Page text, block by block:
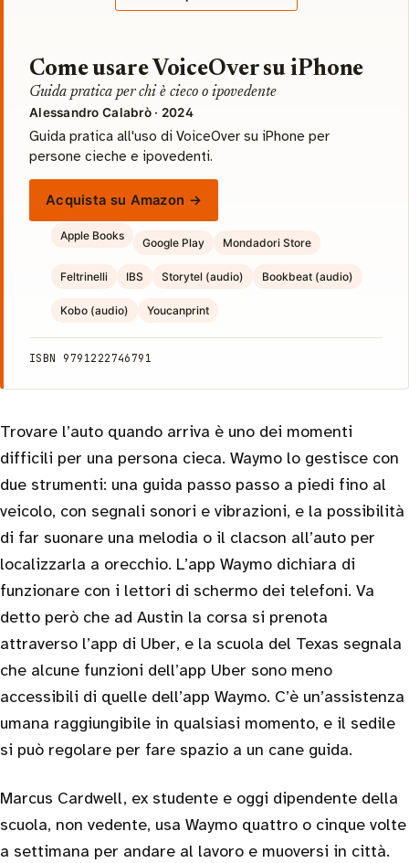
Come usare VoiceOver su iPhone
Guida pratica per chi è cieco o ipovedente
Alessandro Calabrò · 2024
Guida pratica all'uso di VoiceOver su iPhone per
persone cieche e ipovedenti.
Acquista su Amazon →
Apple Books
Google Play Mondadori Store
Feltrinelli IBS Storytel (audio) Bookbeat (audio)
Kobo (audio) Youcanprint
ISBN 9791222746791
Trovare l’auto quando arriva è uno dei momenti
difficili per una persona cieca. Waymo lo gestisce con
due strumenti: una guida passo passo a piedi fino al
veicolo, con segnali sonori e vibrazioni, e la possibilità
di far suonare una melodia o il clacson all’auto per
localizzarla a orecchio. L’app Waymo dichiara di
funzionare con i lettori di schermo dei telefoni. Va
detto però che ad Austin la corsa si prenota
attraverso l’app di Uber, e la scuola del Texas segnala
che alcune funzioni dell’app Uber sono meno
accessibili di quelle dell’app Waymo. C’è un’assistenza
umana raggiungibile in qualsiasi momento, e il sedile
si può regolare per fare spazio a un cane guida.
Marcus Cardwell, ex studente e oggi dipendente della
scuola, non vedente, usa Waymo quattro o cinque volte
a settimana per andare al lavoro e muoversi in città.